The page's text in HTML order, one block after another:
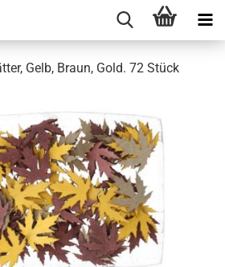
Gelb, Braun, Gold. 72 Stück